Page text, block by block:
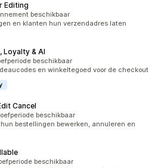
Editing
beschikbaar
en klanten hun verzendadres laten
Loyalty & AI
beschikbaar
en winkeltegoed voor de checkout
Cancel
beschikbaar
bestellingen bewerken, annuleren en
beschikbaar